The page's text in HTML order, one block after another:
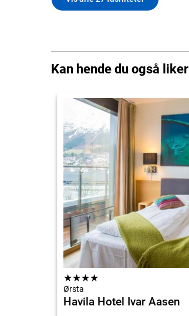
Kan hende du også liker
★★★★
Ørsta
Havila Hotel Ivar Aasen